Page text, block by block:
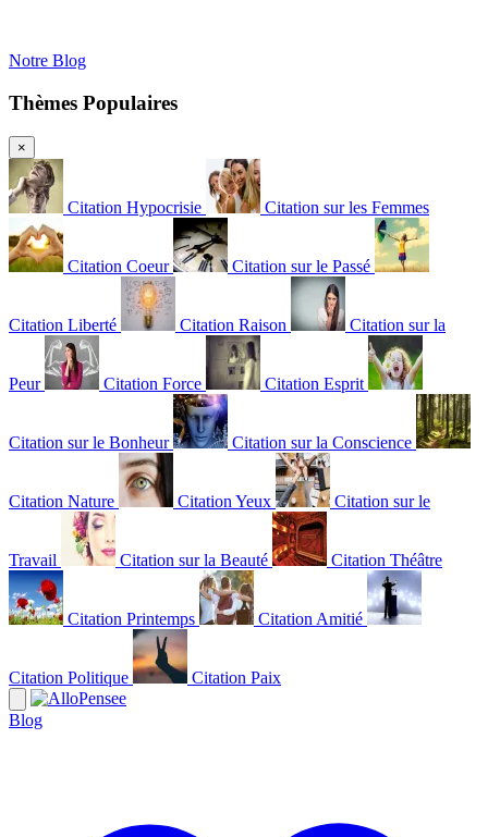
Notre Blog
Thèmes Populaires
×
Citation Hypocrisie Citation sur les Femmes
Citation Coeur Citation sur le Passé
Citation Liberté Citation Raison Citation sur la
Peur Citation Force Citation Esprit
Citation sur le Bonheur Citation sur la Conscience
Citation Nature Citation Yeux Citation sur le
Travail Citation sur la Beauté Citation Théâtre
Citation Printemps Citation Amitié
Citation Politique Citation Paix
Blog